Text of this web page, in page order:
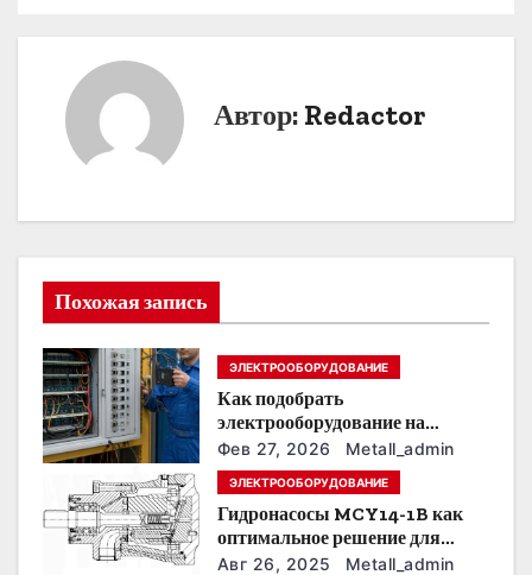
и
я
п
о
а
Автор: Redactor
Похожая запись
ЭЛЕКТРООБОРУДОВАНИЕ
Как подобрать
электрооборудование на
предприятии под тяжелые
условия эксплуатации
Фев 27, 2026 Metall_admin
ЭЛЕКТРООБОРУДОВАНИЕ
Гидронасосы MCY14-1B как
оптимальное решение для
модернизации гидросистем
Авг 26, 2025 Metall_admin